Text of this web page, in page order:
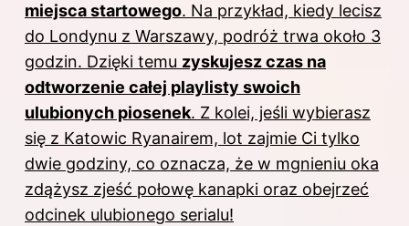
miejsca startowego. Na przykład, kiedy lecisz
do Londynu z Warszawy, podróż trwa około 3
godzin. Dzięki temu zyskujesz czas na
odtworzenie całej playlisty swoich
ulubionych piosenek. Z kolei, jeśli wybierasz
się z Katowic Ryanairem, lot zajmie Ci tylko
dwie godziny, co oznacza, że w mgnieniu oka
zdążysz zjeść połowę kanapki oraz obejrzeć
odcinek ulubionego serialu!